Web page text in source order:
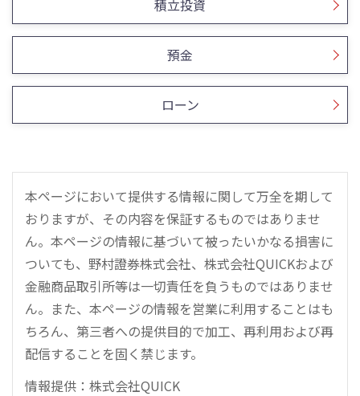
積立投資
預金
ローン
本ページにおいて提供する情報に関して万全を期して
おりますが、その内容を保証するものではありませ
ん。本ページの情報に基づいて被ったいかなる損害に
ついても、野村證券株式会社、株式会社QUICKおよび
金融商品取引所等は一切責任を負うものではありませ
ん。また、本ページの情報を営業に利用することはも
ちろん、第三者への提供目的で加工、再利用および再
配信することを固く禁じます。
情報提供：株式会社QUICK